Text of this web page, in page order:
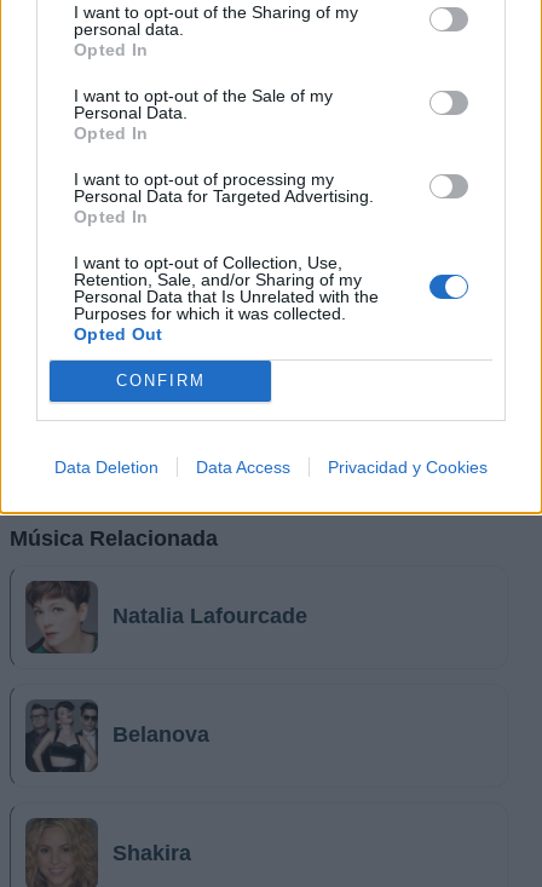
I want to opt-out of the Sharing of my
personal data.
Opted In
I want to opt-out of the Sale of my
Personal Data.
Opted In
I want to opt-out of processing my
Personal Data for Targeted Advertising.
Opted In
I want to opt-out of Collection, Use,
Retention, Sale, and/or Sharing of my
Personal Data that Is Unrelated with the
Purposes for which it was collected.
Opted Out
CONFIRM
Data Deletion Data Access Privacidad y Cookies
Música Relacionada
Natalia Lafourcade
Belanova
Shakira